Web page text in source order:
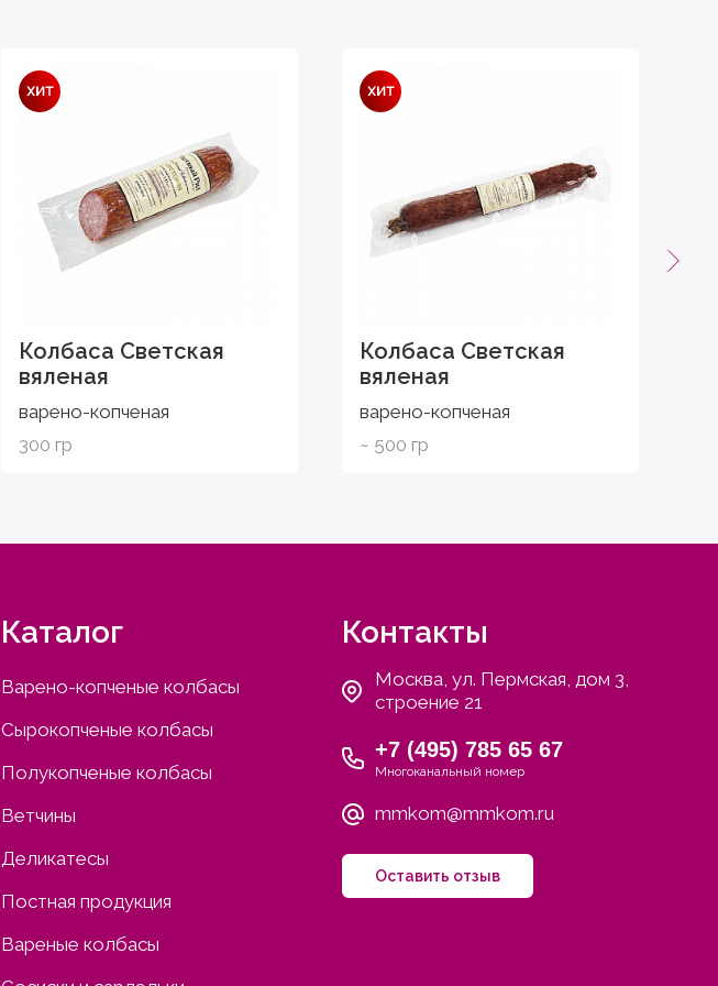
Колбаса Светская
вяленая
варено-копченая
300 гр
Колбаса Светская
вяленая
варено-копченая
~ 500 гр
Каталог
Варено-копченые колбасы
Сырокопченые колбасы
Полукопченые колбасы
Ветчины
Деликатесы
Постная продукция
Вареные колбасы
Контакты
Москва, ул. Пермская, дом 3,
строение 21
+7 (495) 785 65 67
Многоканальный номер
mmkom@mmkom.ru
Оставить отзыв